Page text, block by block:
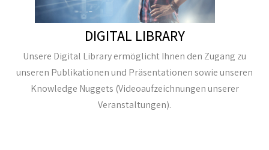
DIGITAL LIBRARY
Unsere Digital Library ermöglicht Ihnen den Zugang zu
unseren Publikationen und Präsentationen sowie unseren
Knowledge Nuggets (Videoaufzeichnungen unserer
Veranstaltungen).